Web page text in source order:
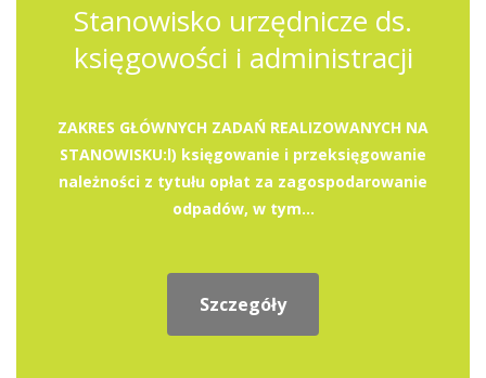
Stanowisko urzędnicze ds.
księgowości i administracji
ZAKRES GŁÓWNYCH ZADAŃ REALIZOWANYCH NA
STANOWISKU:l) księgowanie i przeksięgowanie
należności z tytułu opłat za zagospodarowanie
odpadów, w tym...
Szczegóły